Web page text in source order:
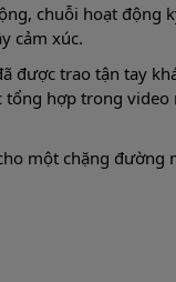
chuỗi hoạt động
cảm xúc.
được trao tận tay
hợp trong
một chặng đường